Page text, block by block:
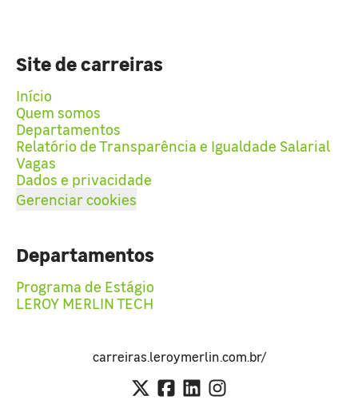
Site de carreiras
Início
Quem somos
Departamentos
Relatório de Transparência e Igualdade Salarial
Vagas
Dados e privacidade
Gerenciar cookies
Departamentos
Programa de Estágio
LEROY MERLIN TECH
carreiras.leroymerlin.com.br/